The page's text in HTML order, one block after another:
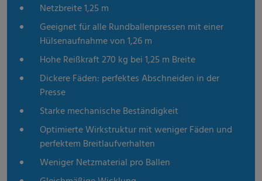
Netzbreite 1,25 m
Geeignet für alle Rundballenpressen mit einer
Hülsenaufnahme von 1,26 m
Hohe Reißkraft 270 kg bei 1,25 m Breite
Dickere Fäden: perfektes Abschneiden in der
Presse
Starke mechanische Beständigkeit
Optimierte Wirkstruktur mit weniger Fäden und
perfektem Breitlaufverhalten
Weniger Netzmaterial pro Ballen